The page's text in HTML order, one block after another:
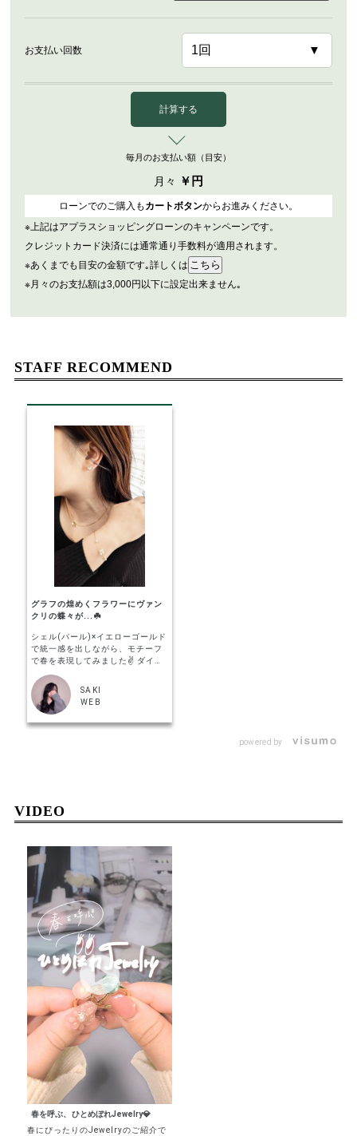
お支払い回数
計算する
毎月のお支払い額（目安）
月々 ￥ 円
ローンでのご購入も カートボタンからお進みください。
※上記はアプラスショッピングローンのキャンペーンです。
クレジットカード決済には通常通り手数料が適用されます。
※あくまでも目安の金額です｡詳しくは
※月々のお支払額は3,000円以下に設定出来ません｡
STAFF RECOMMEND
グラフの煌めくフラワーにヴァン
クリの蝶々が...☘️
シェル(パール)×イエローゴールド
で統一感を出しながら、モチーフ
で春を表現してみました✌️ ダイヤ
にヴァンクリ スウィート アルハン
ブラのパピヨン(蝶々)がひらひら
舞う。 そんな春日和を心待ちにし
WEB
SAKI
powered by
VIDEO
春を呼ぶ、ひとめぼれJewelry💎
春にぴったりのJewelryのご紹介で